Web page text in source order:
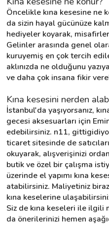
Öncelikle kına kesesine ne
da sizin hayal gücünüze
hediyeler koyarak,
Gelinler arasında genel
kuruyemiş en çok tercih
aklınızda ne olduğunu
ve daha çok insana fikir
Kına kesesini nerden
İstanbul'da yaşıyorsanız,
gecesi aksesuarları için
edebilirsiniz. n11,
ticaret sitesinde de
okuyarak, alışverişinizi
butik ve özel bir çalışma
üzerinde el yapımı kına
atabilirsiniz. Maliyetiniz
kına keselerine
Siz de kına keseleri ile ilgili
da önerilerinizi hemen